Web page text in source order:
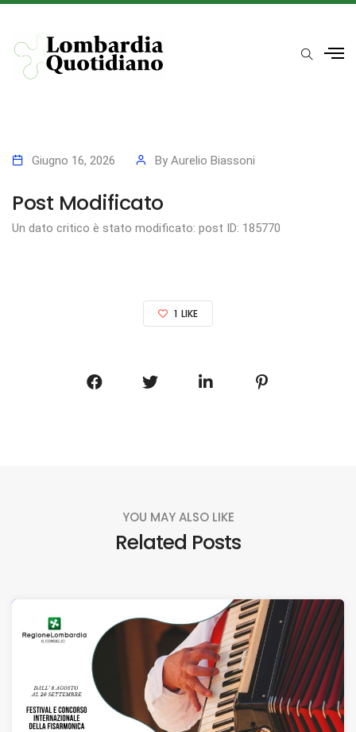
Giugno 16, 2026 By Aurelio Biassoni
Post Modificato
Un dato critico è stato modificato: post ID: 185770
1 LIKE
YOU MAY ALSO LIKE
Related Posts